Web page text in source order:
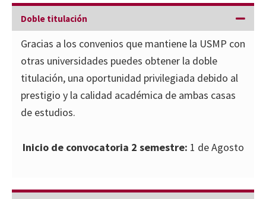
Doble titulación
Gracias a los convenios que mantiene la USMP con
otras universidades puedes obtener la doble
titulación, una oportunidad privilegiada debido al
prestigio y la calidad académica de ambas casas
de estudios.
Inicio de convocatoria 2 semestre: 1 de Agosto